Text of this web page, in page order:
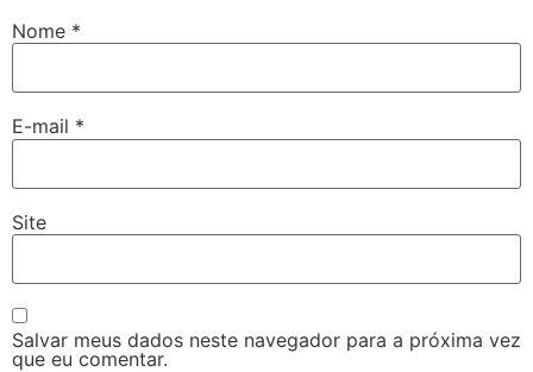
Nome *
E-mail *
Site
Salvar meus dados neste navegador para a próxima vez
que eu comentar.